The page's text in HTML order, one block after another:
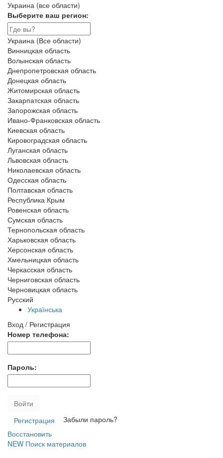
Украина (все области)
Выберите ваш регион:
Украина (Все области)
Винницкая область
Волынская область
Днепропетровская область
Донецкая область
Житомирская область
Закарпатская область
Запорожская область
Ивано-Франковская область
Киевская область
Кировоградская область
Луганская область
Львовская область
Николаевская область
Одесская область
Полтавская область
Республика Крым
Ровенская область
Сумская область
Тернопольская область
Харьковская область
Херсонская область
Хмельницкая область
Черкасская область
Черниговская область
Черновицкая область
Русский
Українська
Вход / Регистрация
Номер телефона:
Пароль:
Войти
Регистрация
Забыли пароль?
Восстановить
NEW Поиск материалов